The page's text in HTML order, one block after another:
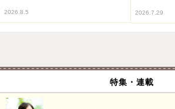
2026.8.5 2026.7.29
特集・連載